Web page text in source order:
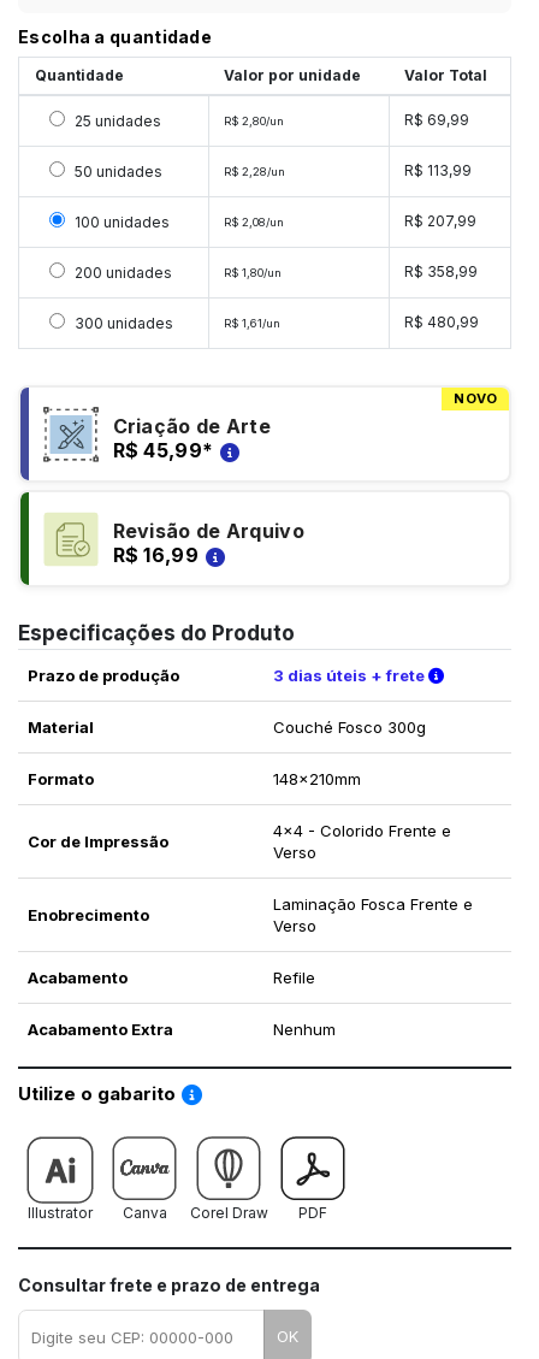
Escolha a quantidade
Quantidade Valor por unidade Valor Total
Selecionar 25 unidades
25 unidades R$ 2,80/un R$ 69,99
Selecionar 50 unidades
50 unidades R$ 2,28/un R$ 113,99
Selecionar 100 unidades
100 unidades R$ 2,08/un R$ 207,99
Selecionar 200 unidades
200 unidades R$ 1,80/un R$ 358,99
Selecionar 300 unidades
300 unidades R$ 1,61/un R$ 480,99
NOVO
Criação de Arte
R$ 45,99*
Revisão de Arquivo
R$ 16,99
Especificações do Produto
Prazo de produção 3 dias úteis + frete Verifique
Material Couché Fosco 300g
Formato 148x210mm
Cor de Impressão
4x4 - Colorido Frente e
Verso
Enobrecimento
Laminação Fosca Frente e
Verso
Acabamento Refile
Acabamento Extra Nenhum
Utilize o gabarito Saiba como utilizar os nossos gabaritos
Illustrator Canva Corel Draw PDF
Consultar frete e prazo de entrega
OK